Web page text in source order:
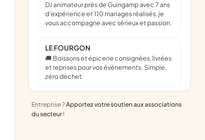
DJ animateur près de Guingamp avec 7 ans
d’expérience et 110 mariages réalisés, je
vous accompagne avec sérieux et passion.
LE FOURGON
🚚 Boissons et épicerie consignées, livrées
et reprises pour vos événements. Simple,
zéro déchet.
Entreprise ?Apportez votre soutien aux associations
du secteur !